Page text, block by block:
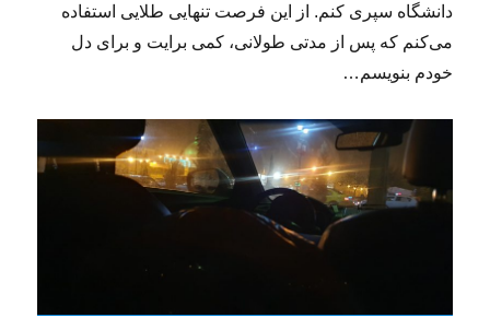
دانشگاه سپری کنم. از این فرصت تنهایی طلایی استفاده
می‌کنم که پس از مدتی طولانی، کمی برایت و برای دل
خودم بنویسم…